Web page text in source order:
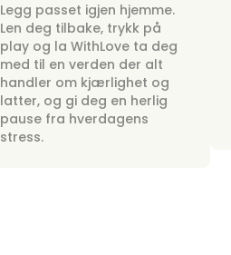
Legg passet igjen hjemme.
Len deg tilbake, trykk på
play og la WithLove ta deg
med til en verden der alt
handler om kjærlighet og
latter, og gi deg en herlig
pause fra hverdagens
stress.